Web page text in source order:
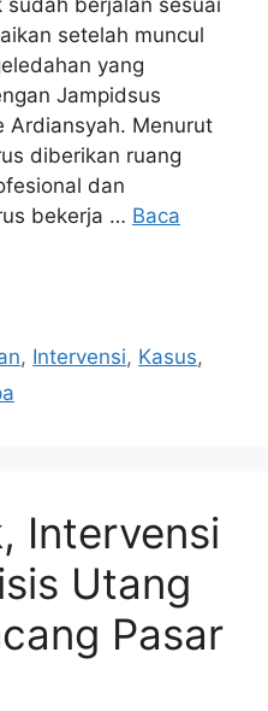
setelah muncul
yang
Jampidsus
Ardiansyah. Menurut
diberikan ruang
dan
bekerja … Baca
, Intervensi, Kasus,
Intervensi
Utang
Pasar